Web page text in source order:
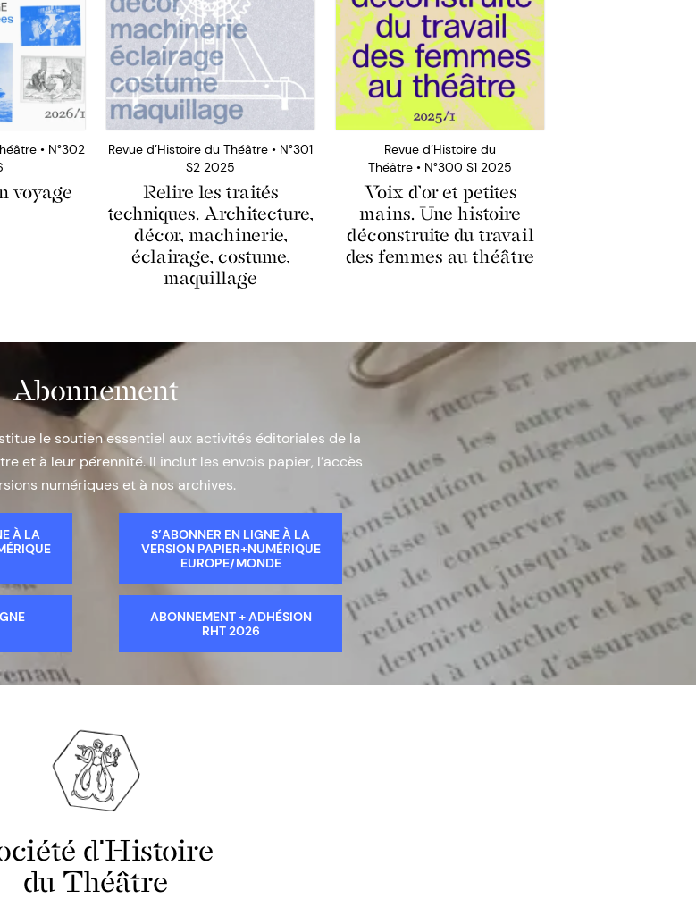
• N°302
voyage
Revue d’Histoire du Théâtre • N°301
S2 2025
Relire les traités
techniques. Architecture,
décor, machinerie,
éclairage, costume,
maquillage
Revue d’Histoire du
Théâtre • N°300 S1 2025
Voix d’or et petites
mains. Une histoire
déconstruite du travail
des femmes au théâtre
Abonnement
le soutien essentiel aux activités éditoriales de la
et à leur pérennité. Il inclut les envois papier, l’accès
numériques et à nos archives.
À LA
S’ABONNER EN LIGNE À LA
VERSION PAPIER+NUMÉRIQUE
EUROPE/MONDE
ABONNEMENT + ADHÉSION
RHT 2026
d'Histoire
du Théâtre